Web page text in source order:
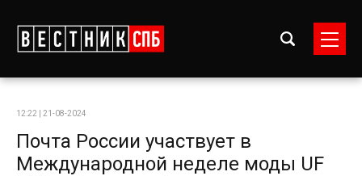
12:22 | 21-08-2024
Почта России участвует в
Международной неделе моды UF